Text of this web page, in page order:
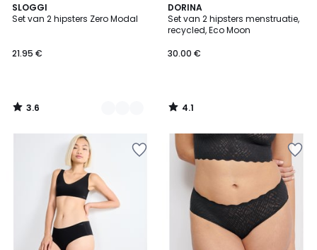
SLOGGI
Set van 2 hipsters Zero Modal
21.95 €
3.6
/ 5
3
Kleuren
3.6
/
DORINA
Set van 2 hipsters menstruatie,
recycled, Eco Moon
30.00 €
4.1
/ 5
4.1
/